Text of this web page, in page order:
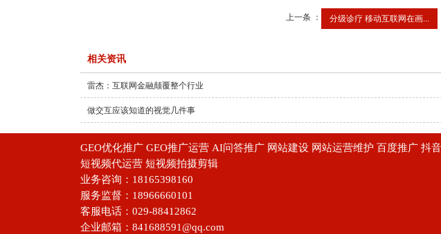
上一条 ： 分级诊疗 移动互联网在画...
相关资讯
雷杰：互联网金融颠覆整个行业
做交互应该知道的视觉几件事
GEO优化推广 GEO推广运营 AI问答推广 网站建设 网站运营维护 百度推广 抖
短视频代运营 短视频拍摄剪辑
业务咨询：18165398160
服务监督：18966660101
客服电话：029-88412862
企业邮箱：841688591@qq.com